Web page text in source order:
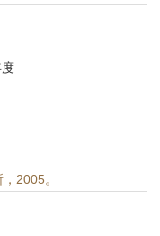
2005。